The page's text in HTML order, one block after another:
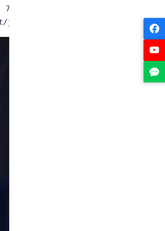
7-5, 6-4 วีรวิชญ์ กําพุฒ ชนะ อิวาน ปา
j60-nonthaburi/tha/2023/j-j60-